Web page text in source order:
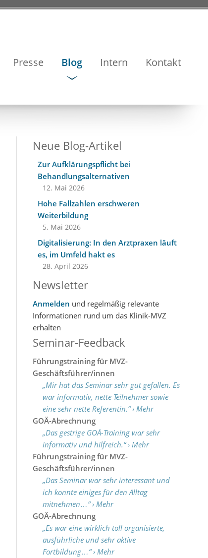
Presse Blog Intern Kontakt
Neue Blog-Artikel
Zur Aufklärungspflicht bei
Behandlungsalternativen
12. Mai 2026
Hohe Fallzahlen erschweren
Weiterbildung
5. Mai 2026
Digitalisierung: In den Arztpraxen läuft
es, im Umfeld hakt es
28. April 2026
Newsletter
Anmelden und regelmäßig relevante
Informationen rund um das Klinik-MVZ
erhalten
Seminar-Feedback
Führungstraining für MVZ-
Geschäftsführer/innen
„Mir hat das Seminar sehr gut gefallen. Es
war informativ, nette Teilnehmer sowie
eine sehr nette Referentin.“ › Mehr
GOÄ-Abrechnung
„Das gestrige GOÄ-Training war sehr
informativ und hilfreich.“ › Mehr
Führungstraining für MVZ-
Geschäftsführer/innen
„Das Seminar war sehr interessant und
ich konnte einiges für den Alltag
mitnehmen…“ › Mehr
GOÄ-Abrechnung
„Es war eine wirklich toll organisierte,
ausführliche und sehr aktive
Fortbildung…“ › Mehr